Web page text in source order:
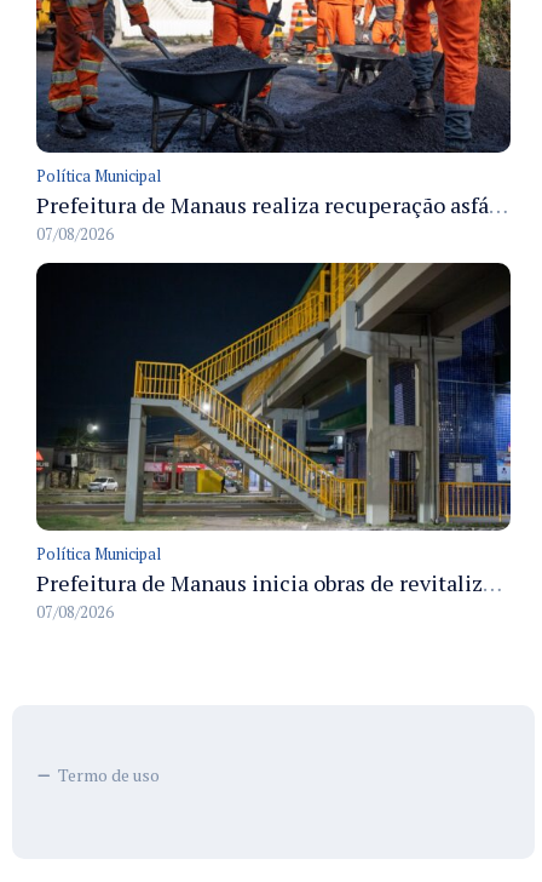
Política Municipal
Prefeitura de Manaus realiza recuperação asfáltica na rua Canário do Campo e amplia mobilidade na zona Norte
07/08/2026
Política Municipal
Prefeitura de Manaus inicia obras de revitalização na passarela Max Teixeira para ampliar segurança e mobilidade urbana
07/08/2026
Termo de uso